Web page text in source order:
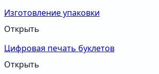
Изготовление упаковки
Открыть
Цифровая печать буклетов
Открыть